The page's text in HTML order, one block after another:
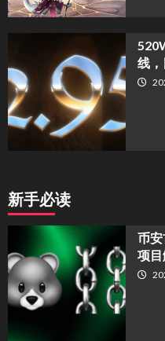
线，
新手必读
币
项